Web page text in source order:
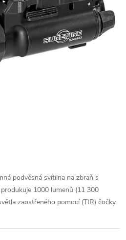
podvěsná svítilna na zbraň s
1000 lumenů (11 300
zaostřeného pomocí (TIR) čočky.